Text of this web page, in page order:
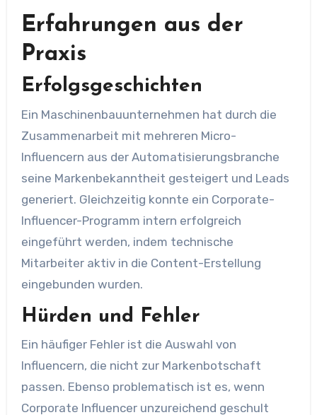
Erfahrungen aus der
Praxis
Erfolgsgeschichten
Ein Maschinenbauunternehmen hat durch die
Zusammenarbeit mit mehreren Micro-
Influencern aus der Automatisierungsbranche
seine Markenbekanntheit gesteigert und Leads
generiert. Gleichzeitig konnte ein Corporate-
Influencer-Programm intern erfolgreich
eingeführt werden, indem technische
Mitarbeiter aktiv in die Content-Erstellung
eingebunden wurden.
Hürden und Fehler
Ein häufiger Fehler ist die Auswahl von
Influencern, die nicht zur Markenbotschaft
passen. Ebenso problematisch ist es, wenn
Corporate Influencer unzureichend geschult